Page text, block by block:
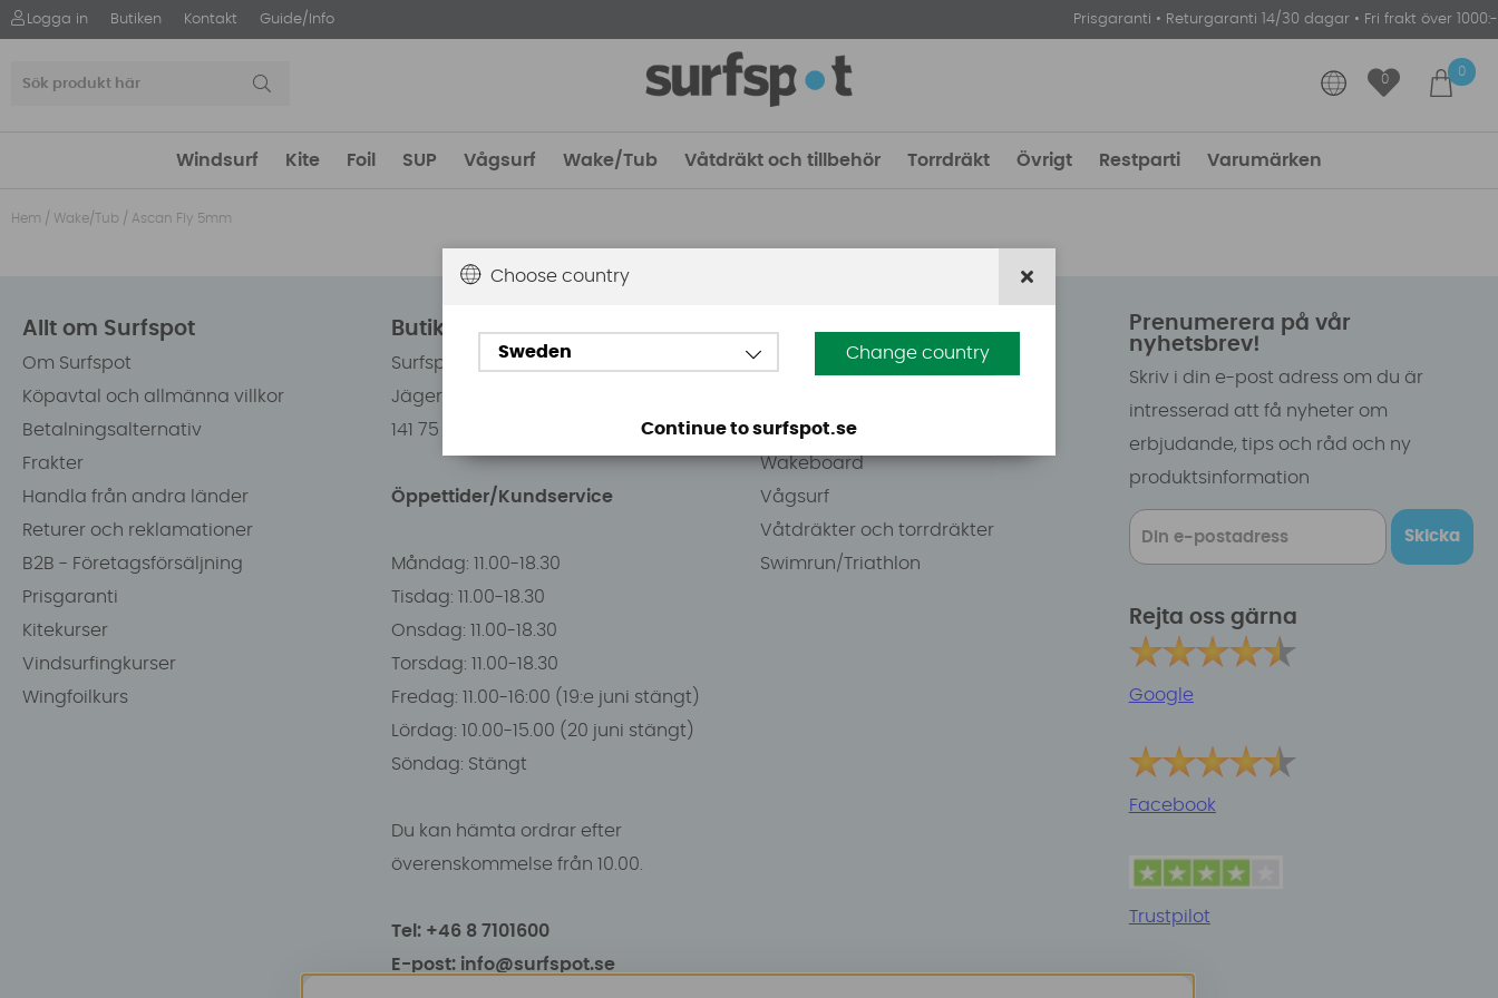
Logga in Butiken Kontakt Guide/Info Prisgaranti • Returgaranti 14/30 dagar • Fri frakt över 1000:-
0
0
Windsurf Kite Foil SUP Vågsurf Wake/Tub Våtdräkt och tillbehör Torrdräkt Övrigt Restparti Varumärken
Hem / Wake/Tub / Ascan Fly 5mm
Allt om Surfspot
Om Surfspot
Köpavtal och allmänna villkor
Betalningsalternativ
Frakter
Handla från andra länder
Returer och reklamationer
B2B - Företagsförsäljning
Prisgaranti
Kitekurser
Vindsurfingkurser
Wingfoilkurs
Butiken i Stockholm
Surfspot Sweden AB
Jägerhorns väg 8
141 75 Kungens Kurva
Öppettider/Kundservice
Måndag: 11.00-18.30
Tisdag: 11.00-18.30
Onsdag: 11.00-18.30
Torsdag: 11.00-18.30
Fredag: 11.00-16:00 (19:e juni stängt)
Lördag: 10.00-15.00 (20 juni stängt)
Söndag: Stängt
Du kan hämta ordrar efter
överenskommelse från 10.00.
Tel: +46 8 7101600
E-post: info@surfspot.se
Guider
Vindsurfing
SUP
Wakeboard
Vågsurf
Våtdräkter och torrdräkter
Swimrun/Triathlon
Prenumerera på vår
nyhetsbrev!
Skriv i din e-post adress om du är
intresserad att få nyheter om
erbjudande, tips och råd och ny
produktsinformation
Skicka
Rejta oss gärna
Google
Facebook
Trustpilot
Choose country
Sweden Change country
Continue to surfspot.se